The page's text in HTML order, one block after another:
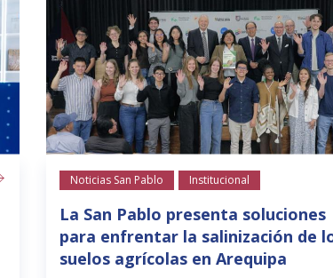
Noticias San Pablo Institucional
La San Pablo presenta soluciones
para enfrentar la salinización de
suelos agrícolas en Arequipa